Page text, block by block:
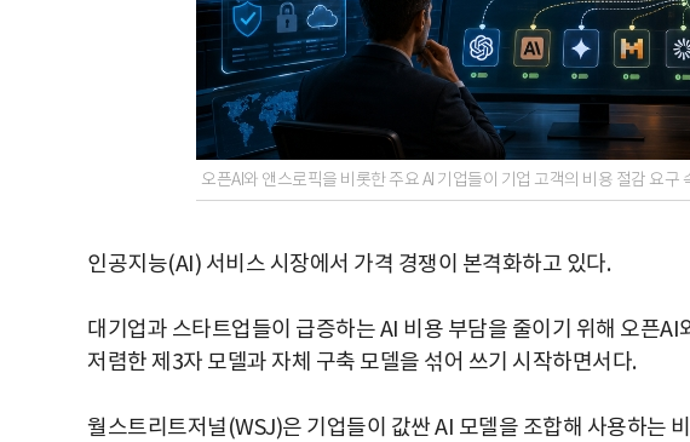
오픈AI와 앤스로픽을 비롯한 주요 AI 기업들이 기업 고객의 비용 절감 요구
인공지능(AI) 서비스 시장에서 가격 경쟁이 본격화하고 있다.
대기업과 스타트업들이 급증하는 AI 비용 부담을 줄이기 위해 오픈
저렴한 제3자 모델과 자체 구축 모델을 섞어 쓰기 시작하면서다.
월스트리트저널(WSJ)은 기업들이 값싼 AI 모델을 조합해 사용하는